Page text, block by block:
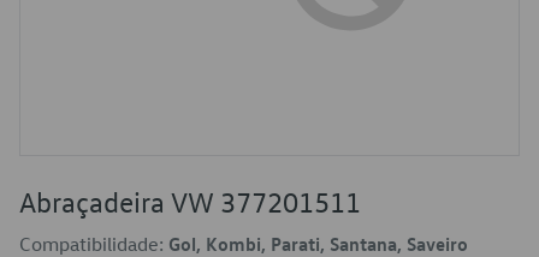
Abraçadeira VW 377201511
Compatibilidade: Gol, Kombi, Parati, Santana, Saveiro